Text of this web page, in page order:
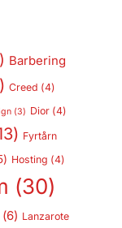
Barbering
Creed (4)
(3) Dior(4)
Fyrtårn
Hosting (4)
(30)
Lanzarote